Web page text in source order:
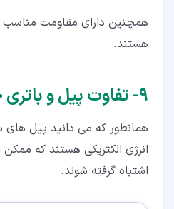
همچنین دارای مقاومت مناسب
هستند.
۹‏- تفاوت پیل و باتری چیست؟
همانطور که می دانید پیل های
انرژی الکتریکی هستند که
اشتباه گرفته شوند.